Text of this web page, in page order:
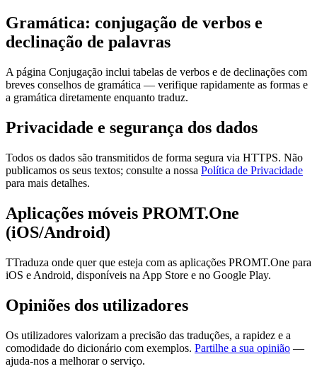
Gramática: conjugação de verbos e
declinação de palavras
A página Conjugação inclui tabelas de verbos e de declinações com
breves conselhos de gramática — verifique rapidamente as formas e
a gramática diretamente enquanto traduz.
Privacidade e segurança dos dados
Todos os dados são transmitidos de forma segura via HTTPS. Não
publicamos os seus textos; consulte a nossa Política de Privacidade
para mais detalhes.
Aplicações móveis PROMT.One
(iOS/Android)
TTraduza onde quer que esteja com as aplicações PROMT.One para
iOS e Android, disponíveis na App Store e no Google Play.
Opiniões dos utilizadores
Os utilizadores valorizam a precisão das traduções, a rapidez e a
comodidade do dicionário com exemplos. Partilhe a sua opinião —
ajuda-nos a melhorar o serviço.